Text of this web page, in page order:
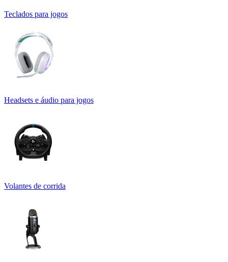
Teclados para jogos
Headsets e áudio para jogos
Volantes de corrida